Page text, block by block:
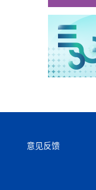
意见反馈